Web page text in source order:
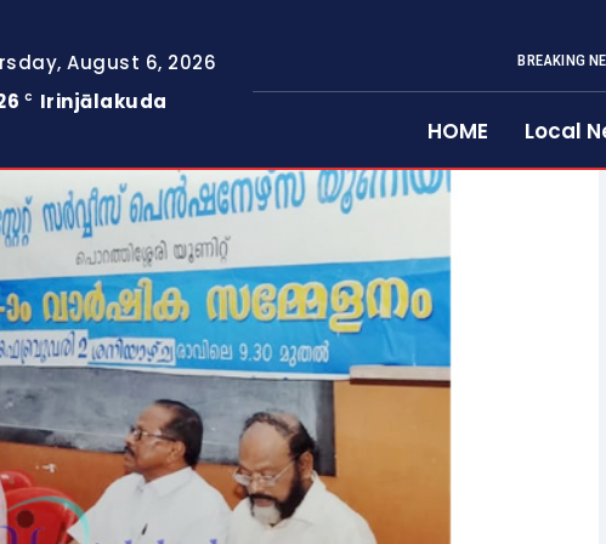
August 6, 2026
C Irinjālakuda
BREAKING
HOME Local